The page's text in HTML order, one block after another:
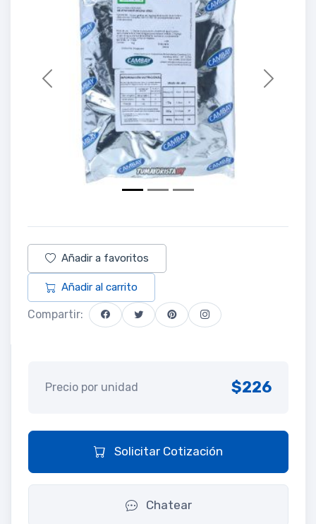
Previous Next
Añadir a favoritos
Añadir al carrito
Compartir:
Precio por unidad $226
Solicitar Cotización
Chatear